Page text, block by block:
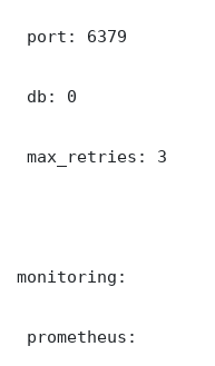
port: 6379
db: 0
max_retries: 3
monitoring:
prometheus: